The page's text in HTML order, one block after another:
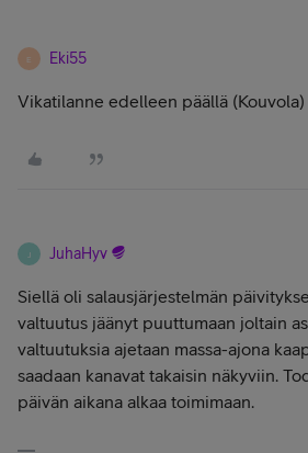
E Eki55
Vikatilanne edelleen päällä
J JuhaHyv
Siellä oli salausjärjestelmän
valtuutus jäänyt puuttumaan joltain
valtuutuksia ajetaan massa-ajona
saadaan kanavat takaisin näkyviin.
päivän aikana alkaa toimimaan.